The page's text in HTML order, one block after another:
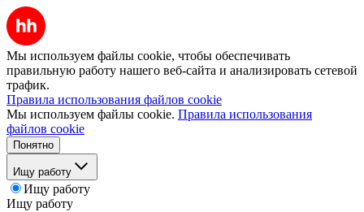
Мы используем файлы cookie, чтобы обеспечивать
правильную работу нашего веб-сайта и анализировать сетевой
трафик.
Правила использования файлов cookie
Мы используем файлы cookie. Правила использования
файлов cookie
Понятно
Ищу работу
Ищу работу
Ищу работу